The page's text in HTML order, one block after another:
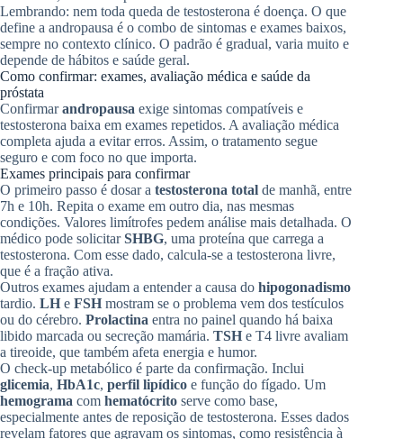
Lembrando: nem toda queda de testosterona é doença. O que
define a andropausa é o combo de sintomas e exames baixos,
sempre no contexto clínico. O padrão é gradual, varia muito e
depende de hábitos e saúde geral.
Como confirmar: exames, avaliação médica e saúde da
próstata
Confirmarandropausa exige sintomas compatíveis e
testosterona baixa em exames repetidos. A avaliação médica
completa ajuda a evitar erros. Assim, o tratamento segue
seguro e com foco no que importa.
Exames principais para confirmar
O primeiro passo é dosar a testosterona total de manhã, entre
7h e 10h. Repita o exame em outro dia, nas mesmas
condições. Valores limítrofes pedem análise mais detalhada. O
médico pode solicitarSHBG, uma proteína que carrega a
testosterona. Com esse dado, calcula-se a testosterona livre,
que é a fração ativa.
Outros exames ajudam a entender a causa do hipogonadismo
tardio. LH e FSH mostram se o problema vem dos testículos
ou do cérebro. Prolactina entra no painel quando há baixa
libido marcada ou secreção mamária. TSH e T4 livre avaliam
a tireoide, que também afeta energia e humor.
O check-up metabólico é parte da confirmação. Inclui
glicemia, HbA1c, perfil lipídico e função do fígado. Um
hemograma com hematócrito serve como base,
especialmente antes de reposição de testosterona. Esses dados
revelam fatores que agravam os sintomas, como resistência à